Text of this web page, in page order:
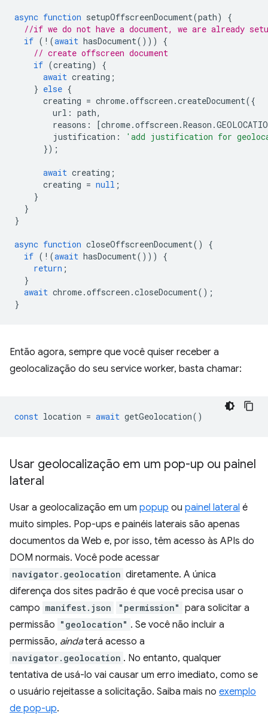
async function setupOffscreenDocument(path)
{
//if we do not have a document, we are already
if ( ! (await hasDocument()))
{
// create offscreen document
if (creating)
{
await creating ;
} else {
creating = chrome.offscreen .createDocument({
url : path,
reasons : [chrome.offscreen .Reason .
justification :
'add justification for
});
await creating ;
creating = null ;
}
}
}
async function closeOffscreenDocument()
{
if ( ! (await hasDocument()))
{
return ;
}
await chrome.offscreen .closeDocument();
}
Então agora, sempre que você quiser receber a
geolocalização do seu service worker, basta chamar:
const location = await getGeolocation()
Usar geolocalização em um pop-up ou painel
lateral
Usar a geolocalização em um popup ou painel lateral é
muito simples. Pop-ups e painéis laterais são apenas
documentos da Web e, por isso, têm acesso às APIs do
DOM normais. Você pode acessar
navigator.geolocation diretamente. A única
diferença dos sites padrão é que você precisa usar o
campo manifest.json "permission" para solicitar a
permissão "geolocation" . Se você não incluir a
permissão, aindaterá acesso a
navigator.geolocation . No entanto, qualquer
tentativa de usá-lo vai causar um erro imediato, como se
o usuário rejeitasse a solicitação. Saiba mais no exemplo
de pop-up.